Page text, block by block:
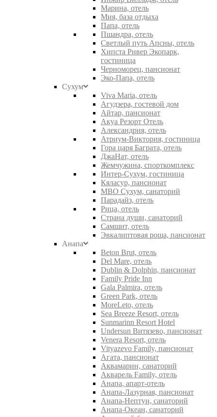
Марина, отель
Мия, база отдыха
Папа, отель
Пшандра, отель
Светлый путь Апсны, отель
Хипста Ривер Экопарк,
гостиница
Черноморец, пансионат
Эко-Папа, отель
Сухум
Viva Maria, отель
Агудзера, гостевой дом
Айтар, пансионат
Акуа Резорт Отель
Александрия, отель
Атриум-Виктория, гостиница
Гора царя Баграта, отель
ДжаНат, отель
Жемчужина, спорткомплекс
Интер-Сухум, гостиница
Кяласур, пансионат
МВО Сухум, санаторий
Парадайз, отель
Рица, отель
Страна души, санаторий
Самшит, отель
Эвкалиптовая роща, пансионат
Анапа
Beton Brut, отель
Del Mare, отель
Dublin & Dolphin, пансионат
Family Pride Inn
Gala Palmira, отель
Green Park, отель
MoreLeto, отель
Sea Breeze Resort, отель
Sunmarinn Resort Hotel
Undersun Витязево, пансионат
Venera Resort, отель
Vityazevo Family, пансионат
Агата, пансионат
Аквамарин, санаторий
Акварель Family, отель
Анапа, апарт-отель
Анапа-Лазурная, пансионат
Анапа-Нептун, санаторий
Анапа-Океан, санаторий